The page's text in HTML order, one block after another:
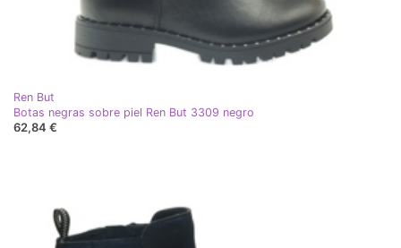
Ren But
Botas negras sobre piel Ren But 3309 negro
62,84 €